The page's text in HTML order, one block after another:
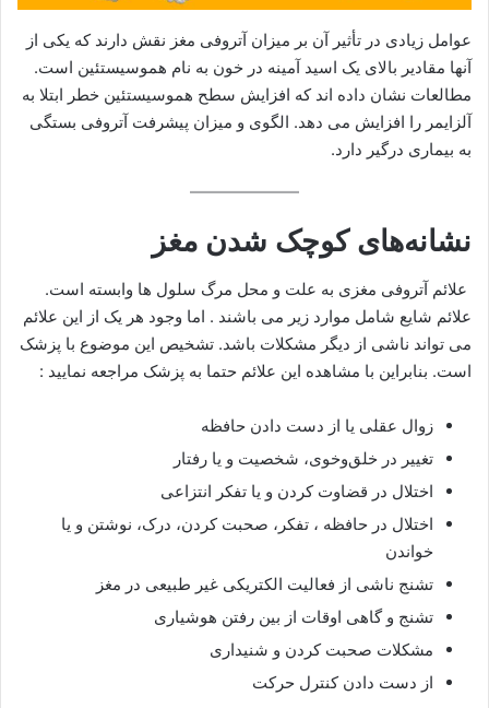
عوامل زیادی در تأثیر آن بر میزان آتروفی مغز نقش دارند که یکی از
آنها مقادیر بالای یک اسید آمینه در خون به نام هموسیستئین است.
مطالعات نشان داده اند که افزایش سطح هموسیستئین خطر ابتلا به
آلزایمر را افزایش می دهد. الگوی و میزان پیشرفت آتروفی بستگی
به بیماری درگیر دارد.
نشانه‌های کوچک شدن مغز
علائم آتروفی مغزی به علت و محل مرگ سلول ها وابسته است.
علائم شایع شامل موارد زیر می باشند . اما وجود هر یک از این علائم
می تواند ناشی از دیگر مشکلات باشد. تشخیص این موضوع با پزشک
است. بنابراین با مشاهده این علائم حتما به پزشک مراجعه نمایید :
زوال عقلی یا از دست دادن حافظه
تغییر در خلق‌وخوی، شخصیت و یا رفتار
اختلال در قضاوت کردن و یا تفکر انتزاعی
اختلال در حافظه ، تفکر، صحبت کردن، درک، نوشتن و یا
خواندن
تشنج ناشی از فعالیت الکتریکی غیر طبیعی در مغز
تشنج و گاهی اوقات از بین رفتن هوشیاری
مشکلات صحبت کردن و شنیداری
از دست دادن کنترل حرکت